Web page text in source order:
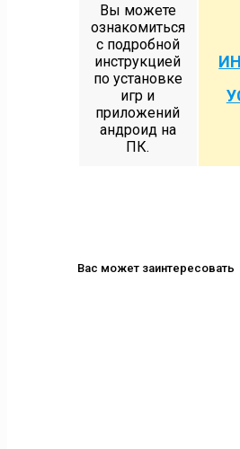
Вы можете
ознакомиться
с подробной
инструкцией
по установке
игр и
приложений
андроид на
ПК.
Вас может заинтересовать